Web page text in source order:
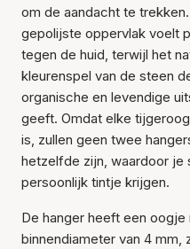
om de aandacht te
gepolijste oppervlak voelt
tegen de huid, terwijl het
kleurenspel van de steen
organische en levendige
geeft. Omdat elke
is, zullen geen twee
hetzelfde zijn, waardoor je
persoonlijk tintje krijgen.
De hanger heeft een oogje
binnendiameter van 4 mm,